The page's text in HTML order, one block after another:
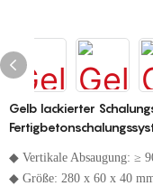
Gelb lackierter
◆ Vertikale Absaugung: ≥
◆ Größe: 280 x 60 x 40